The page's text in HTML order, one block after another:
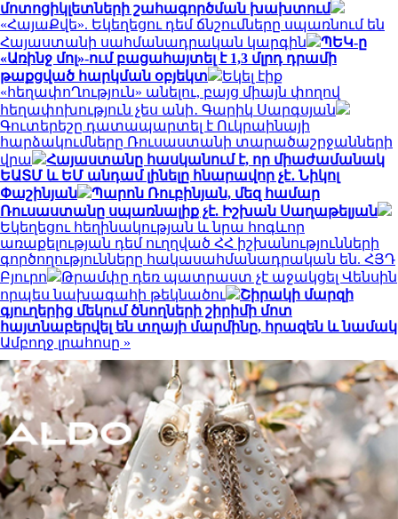
մոտոցիկլետների շահագործման խախտում
«ՀայաՔվե». Եկեղեցու դեմ ճնշումները սպառնում են
Հայաստանի սահմանադրական կարգին
ՊԵԿ-ը
«Առինջ մոլ»-ում բացահայտել է 1,3 մլրդ դրամի
թաքցված հարկման օբյեկտ
Եկել էիք
«հեղափոՂություն» անելու, բայց միայն փողով
հեղափոխություն չես անի․ Գարիկ Սարգսյան
Գուտերեշը դատապարտել է Ուկրաինայի
հարձակումները Ռուսաստանի տարածաշրջանների
վրա
Հայաստանը հասկանում է, որ միաժամանակ
ԵԱՏՄ և ԵՄ անդամ լինելը հնարավոր չէ․ Նիկոլ
Փաշինյան
Պարոն Ռուբինյան, մեզ համար
Ռուսաստանը սպառնալիք չէ. Իշխան Սաղաթելյան
Եկեղեցու հեղինակության և նրա հոգևոր
առաքելության դեմ ուղղված ՀՀ իշխանությունների
գործողությունները հակասահմանադրական են. ՀՅԴ
Բյուրո
Թրամփը դեռ պատրաստ չէ աջակցել Վենսին
որպես նախագահի թեկնածու
Շիրակի մարզի
գյուղերից մեկում ծնողների շիրիմի մոտ
հայտնաբերվել են տղայի մարմինը, հրազեն և նամակ
Ամբողջ լրահոսը »